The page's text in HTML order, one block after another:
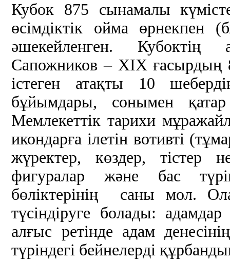
Кубок 875 сынамалы
өсімдіктік ойма өрнекпен
әшекейленген. Кубоктің
Сапожников – ХІХ
істеген атақты 10
бұйымдары, сонымен
Мемлекеттік тарихи
икондарға ілетін вотивті
жүректер, көздер, тістер
фигуралар және бас
бөліктерінің саны мол.
түсіндіруге болады:
алғыс ретінде адам
түріндегі бейнелерді